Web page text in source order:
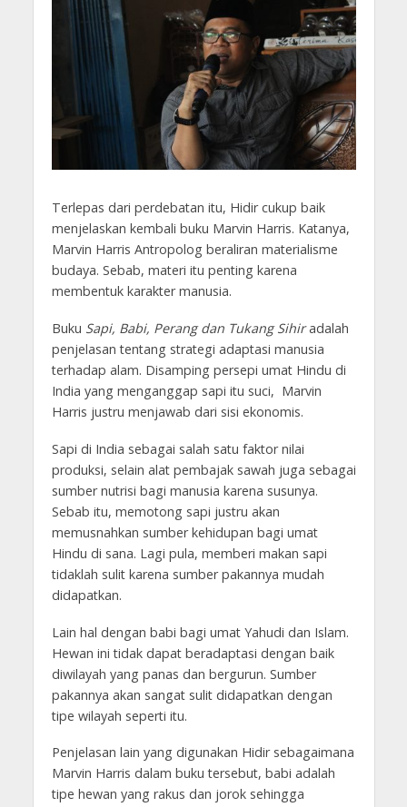
Terlepas dari perdebatan itu, Hidir cukup baik
menjelaskan kembali buku Marvin Harris. Katanya,
Marvin Harris Antropolog beraliran materialisme
budaya. Sebab, materi itu penting karena
membentuk karakter manusia.
Buku Sapi, Babi, Perang dan Tukang Sihiradalah
penjelasan tentang strategi adaptasi manusia
terhadap alam. Disamping persepi umat Hindu di
India yang menganggap sapi itu suci, Marvin
Harris justru menjawab dari sisi ekonomis.
Sapi di India sebagai salah satu faktor nilai
produksi, selain alat pembajak sawah juga sebagai
sumber nutrisi bagi manusia karena susunya.
Sebab itu, memotong sapi justru akan
memusnahkan sumber kehidupan bagi umat
Hindu di sana. Lagi pula, memberi makan sapi
tidaklah sulit karena sumber pakannya mudah
didapatkan.
Lain hal dengan babi bagi umat Yahudi dan Islam.
Hewan ini tidak dapat beradaptasi dengan baik
diwilayah yang panas dan bergurun. Sumber
pakannya akan sangat sulit didapatkan dengan
tipe wilayah seperti itu.
Penjelasan lain yang digunakan Hidir sebagaimana
Marvin Harris dalam buku tersebut, babi adalah
tipe hewan yang rakus dan jorok sehingga